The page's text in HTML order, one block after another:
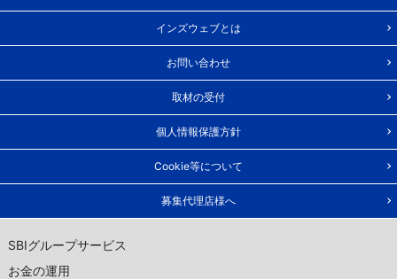
インズウェブとは
お問い合わせ
取材の受付
個人情報保護方針
Cookie等について
募集代理店様へ
SBIグループサービス
お金の運用